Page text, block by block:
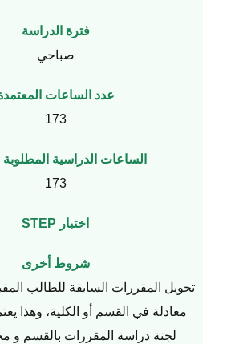
فترة الدراسة
صباحي
عدد الساعات
173
الساعات الدراسية المطلوبة
173
اختبار STEP
شروط أخرى
تحويل المقررات السابقة للطالب
معادلة في القسم أو الكلية، وهذا
لجنة دراسة المقررات بالقسم و